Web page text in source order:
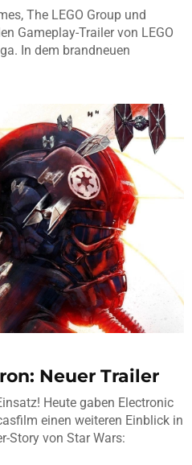
The LEGO Group und
Gameplay-Trailer von LEGO
In dem brandneuen
Neuer Trailer
Heute gaben Electronic
einen weiteren Einblick in
Story von Star Wars: